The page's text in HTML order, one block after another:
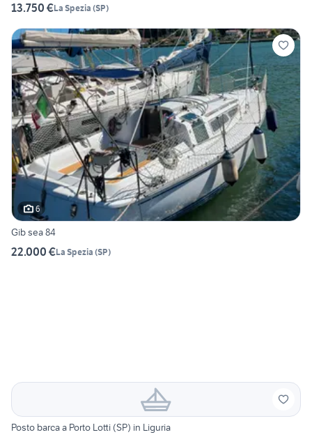
13.750 €La Spezia (SP)
6
Gib sea 84
22.000 €La Spezia (SP)
Posto barca a Porto Lotti (SP) in Liguria